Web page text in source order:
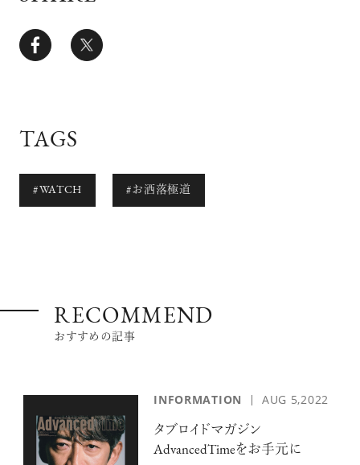
TAGS
#WATCH #お洒落極道
RECOMMEND
おすすめの記事
INFORMATION AUG 5,2022
タブロイドマガジン
AdvancedTimeをお手元に